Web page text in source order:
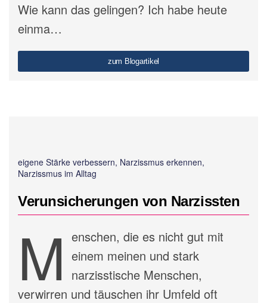
Wie kann das gelingen? Ich habe heute
einma…
zum Blogartikel
eigene Stärke verbessern, Narzissmus erkennen,
Narzissmus im Alltag
Verunsicherungen von Narzissten
M enschen, die es nicht gut mit
einem meinen und stark
narzisstische Menschen,
verwirren und täuschen ihr Umfeld oft